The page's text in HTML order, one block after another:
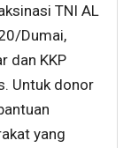
TNI AL
Dumai,
dan KKP
Untuk donor
yang